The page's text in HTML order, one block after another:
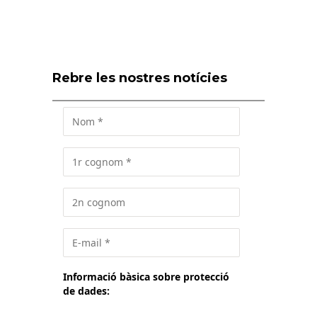
Rebre les nostres notícies
Informació bàsica sobre protecció
de dades: